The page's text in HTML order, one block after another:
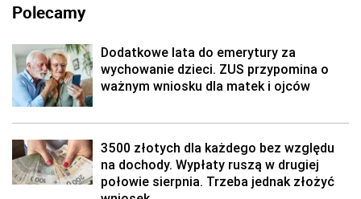
Polecamy
Dodatkowe lata do emerytury za
wychowanie dzieci. ZUS przypomina o
ważnym wniosku dla matek i ojców
3500 złotych dla każdego bez względu
na dochody. Wypłaty ruszą w drugiej
połowie sierpnia. Trzeba jednak złożyć